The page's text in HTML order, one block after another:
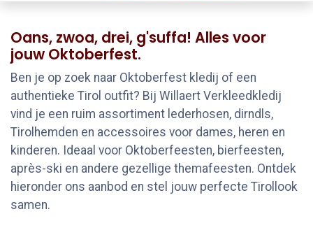
Oans, zwoa, drei, g'suffa! Alles voor
jouw Oktoberfest.
Ben je op zoek naar Oktoberfest kledij of een
authentieke Tirol outfit? Bij Willaert Verkleedkledij
vind je een ruim assortiment lederhosen, dirndls,
Tirolhemden en accessoires voor dames, heren en
kinderen. Ideaal voor Oktoberfeesten, bierfeesten,
après-ski en andere gezellige themafeesten. Ontdek
hieronder ons aanbod en stel jouw perfecte Tirollook
samen.